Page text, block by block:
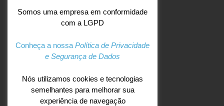
Santa Catarina - São José do
Rio Preto (SP)
+55 (17) 3354 7000
agostiniano@csj.g12.br
REDES SOCIAIS
Somos uma empresa em conformidade
com a LGPD
Conheça a nossa Política de Privacidade
e Segurança de Dados
Nós utilizamos cookies e tecnologias
semelhantes para melhorar sua
experiência de navegação